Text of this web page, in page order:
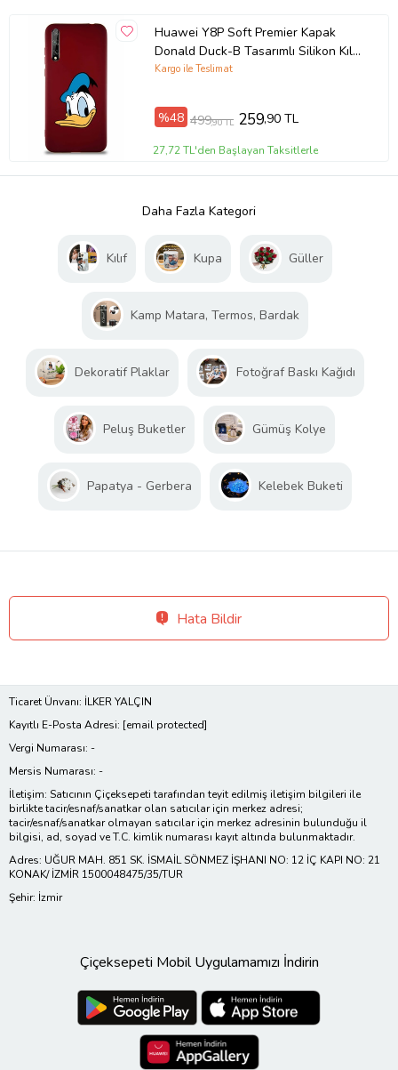
Huawei Y8P Soft Premier Kapak
Donald Duck-B Tasarımlı Silikon Kılıf
- Mürdüm (Şeffaf)
Kargo ile Teslimat
%48 499,90 TL 259,90 TL
27,72 TL'den Başlayan Taksitlerle
Daha Fazla Kategori
Kılıf Kupa Güller
Kamp Matara, Termos, Bardak
Dekoratif Plaklar Fotoğraf Baskı Kağıdı
Peluş Buketler Gümüş Kolye
Papatya - Gerbera Kelebek Buketi
Hata Bildir
Ticaret Ünvanı: İLKER YALÇIN
Kayıtlı E-Posta Adresi: [email protected]
Vergi Numarası: -
Mersis Numarası: -
İletişim: Satıcının Çiçeksepeti tarafından teyit edilmiş iletişim bilgileri ile
birlikte tacir/esnaf/sanatkar olan satıcılar için merkez adresi;
tacir/esnaf/sanatkar olmayan satıcılar için merkez adresinin bulunduğu il
bilgisi, ad, soyad ve T.C. kimlik numarası kayıt altında bulunmaktadır.
Adres: UĞUR MAH. 851 SK. İSMAİL SÖNMEZ İŞHANI NO: 12 İÇ KAPI NO: 21
KONAK/ İZMİR 1500048475/35/TUR
Şehir: İzmir
Çiçeksepeti Mobil Uygulamamızı İndirin